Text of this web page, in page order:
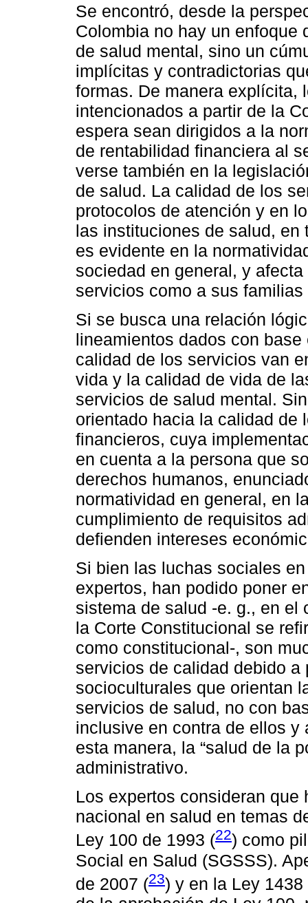
Se encontró, desde la
Colombia no hay un enfoque
de salud mental, sino un
implícitas y contradictorias
formas. De manera explícita,
intencionados a partir de la
espera sean dirigidos a la
de rentabilidad financiera al
verse también en la
de salud. La calidad de los
protocolos de atención y en
las instituciones de salud,
es evidente en la
sociedad en general, y
servicios como a sus
Si se busca una relación
lineamientos dados con
calidad de los servicios van
vida y la calidad de vida de
servicios de salud mental.
orientado hacia la calidad de
financieros, cuya
en cuenta a la persona que
derechos humanos,
normatividad en general, en
cumplimiento de requisitos
defienden intereses
Si bien las luchas sociales
expertos, han podido poner
sistema de salud -e. g., en el
la Corte Constitucional se
como constitucional-, son
servicios de calidad debido
socioculturales que orientan
servicios de salud, no con
inclusive en contra de ellos
esta manera, la “salud de la
administrativo.
Los expertos consideran
nacional en salud en temas
Ley 100 de 1993 (22) como
Social en Salud (SGSSS).
de 2007 (23) y en la Ley 1438